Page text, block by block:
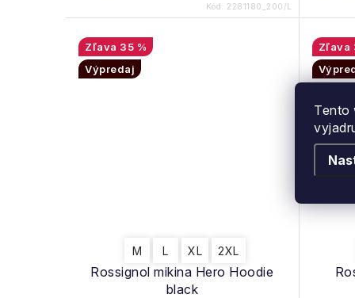
Tento
Kód: 2281180_200/L
Rossignol mikina Hero Hoodie
black
35 %
Výpredaj
M L XL 2XL